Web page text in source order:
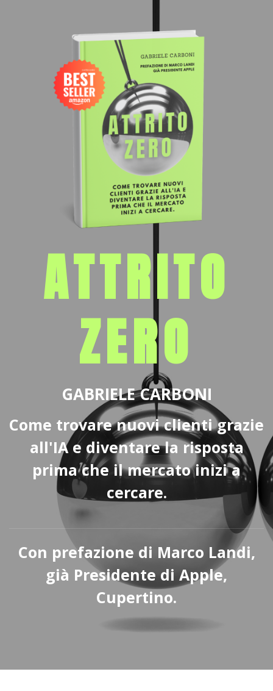
ATTRITO
ZERO
GABRIELE CARBONI
Come trovare nuovi clienti grazie
all'IA e diventare la risposta
prima che il mercato inizi a
cercare.
Con prefazione di Marco Landi,
già Presidente di Apple,
Cupertino.